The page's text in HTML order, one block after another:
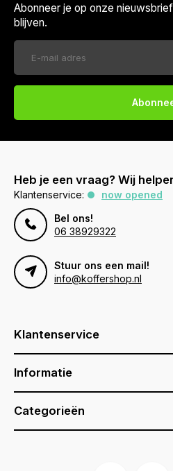
Abonneer je op onze
blijven.
Heb je een vraag? Wij
Klantenservice:
now opened
Bel ons!
06 38929322
Stuur ons een mail!
info@koffershop.nl
Klantenservice
Informatie
Categorieën